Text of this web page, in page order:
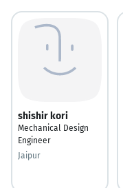
shishir kori
Mechanical Design
Engineer
Jaipur